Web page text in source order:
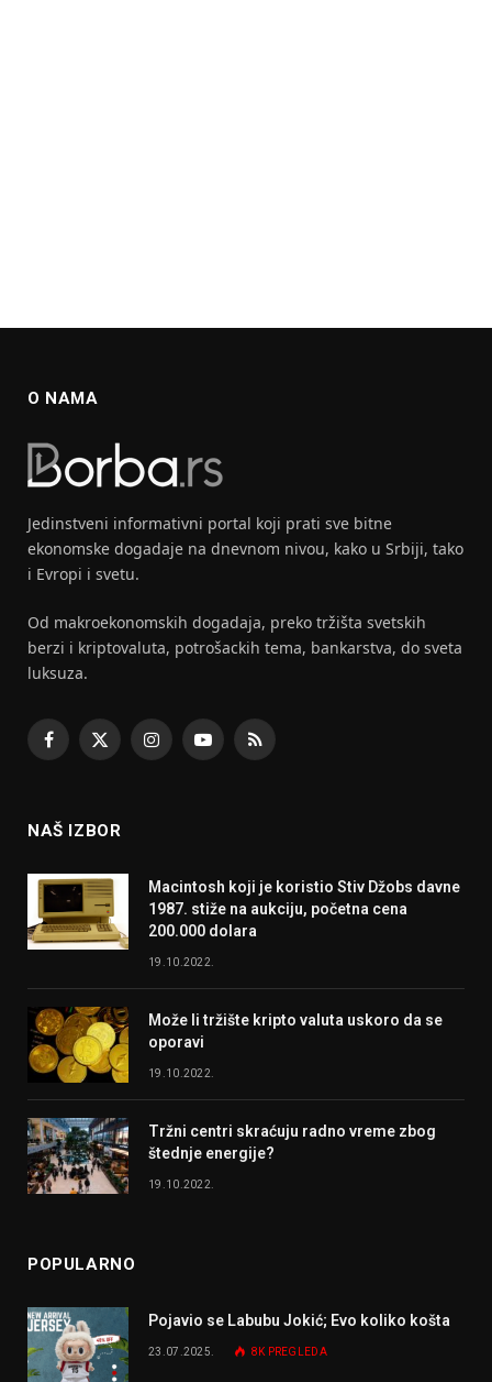
O NAMA
Jedinstveni informativni portal koji prati sve bitne
ekonomske dogadaje na dnevnom nivou, kako u Srbiji, tako
i Evropi i svetu.
Od makroekonomskih dogadaja, preko tržišta svetskih
berzi i kriptovaluta, potrošackih tema, bankarstva, do sveta
luksuza.
Facebook
X
InstagramYouTubeRSS
NAŠ IZBOR
Macintosh koji je koristio Stiv Džobs davne
1987. stiže na aukciju, početna cena
200.000 dolara
19.10.2022.
Može li tržište kripto valuta uskoro da se
oporavi
19.10.2022.
Tržni centri skraćuju radno vreme zbog
štednje energije?
19.10.2022.
POPULARNO
Pojavio se Labubu Jokić; Evo koliko košta
23.07.2025. 8K PREGLEDA